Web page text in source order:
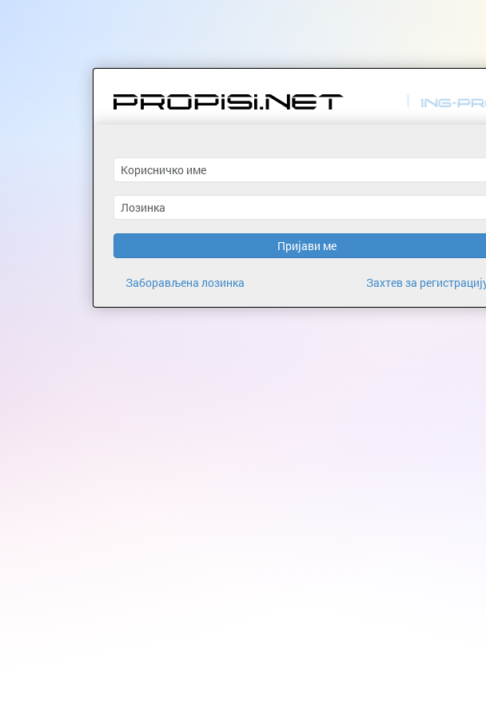
Пријави ме
Заборављена лозинка Захтев за